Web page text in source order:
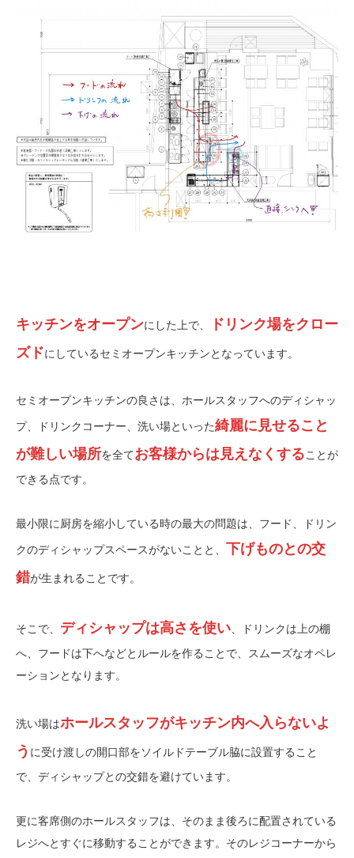
キッチンをオープンにした上で、
ドリンク場をクロー
ズドにしているセミオープンキッチンとなっています。
セミオープンキッチンの良さは、ホールスタッフへのディシャッ
プ、ドリンクコーナー、洗い場といった綺麗に見せること
が難しい場所を全てお客様からは見えなくすることが
できる点です。
最小限に厨房を縮小している時の最大の問題は、フード、ドリン
クのディシャップスペースがないことと、 下げものとの交
錯が生まれることです。
そこで、 ディシャップは高さを使い 、ドリンクは上の棚
へ、フードは下へなどとルールを作ることで、スムーズなオペレ
ーションとなります。
洗い場はホールスタッフがキッチン内へ入らないよ
う に受け渡しの開口部をソイルドテーブル脇に設置すること
で、ディシャップとの交錯を避けています。
更に客席側のホールスタッフは、そのまま後ろに配置されている
レジへとすぐに移動することができます。そのレジコーナーから
お問い合わせ デザイン・設計・開業のご相談